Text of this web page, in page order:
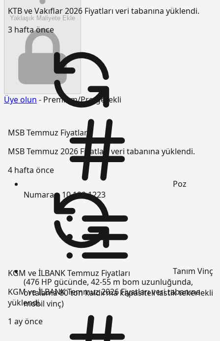
KTB ve Vakıflar 2026 Fiyatları veri tabanına yüklendi.
3 hafta önce
MSB Temmuz Fiyatları
MSB Temmuz 2026 Fiyatları veri tabanına yüklendi.
4 hafta önce
KGM ve İLBANK Temmuz Fiyatları
KGM ve İLBANK Temmuz 2026 Fiyatları veri tabanına
yüklendi.
1 ay önce
Yaklaşık Maliyete Ekle
Üye olun - Premium/Pro gerekli
Poz
Numarası 10.120.1223
Tanım Vinç
(476 HP gücünde, 42-55 m bom uzunluğunda,
ortalama 80 ton kaldırma kapasiteli lastik tekerlekli
mobil vinç)